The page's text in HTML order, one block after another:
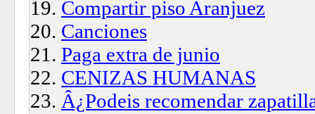
Compartir piso Aranjuez
Canciones
Paga extra de junio
CENIZAS HUMANAS
Â¿Podeis recomendar